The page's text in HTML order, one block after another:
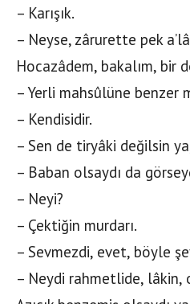
– Karışık.
– Neyse, zârurette pek
Hocazâdem, bakalım, bir
– Yerli mahsûlüne benzer
– Kendisidir.
– Sen de tiryâki değilsin
– Baban olsaydı da
– Neyi?
– Çektiğin murdarı.
– Sevmezdi, evet, böyle
– Neydi rahmetlide, lâkin,